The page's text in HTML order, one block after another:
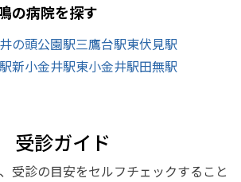
の病院を探す
井の頭公園駅三鷹台駅東伏見駅
新小金井駅東小金井駅田無駅
受診ガイド
受診の目安をセルフチェックすること